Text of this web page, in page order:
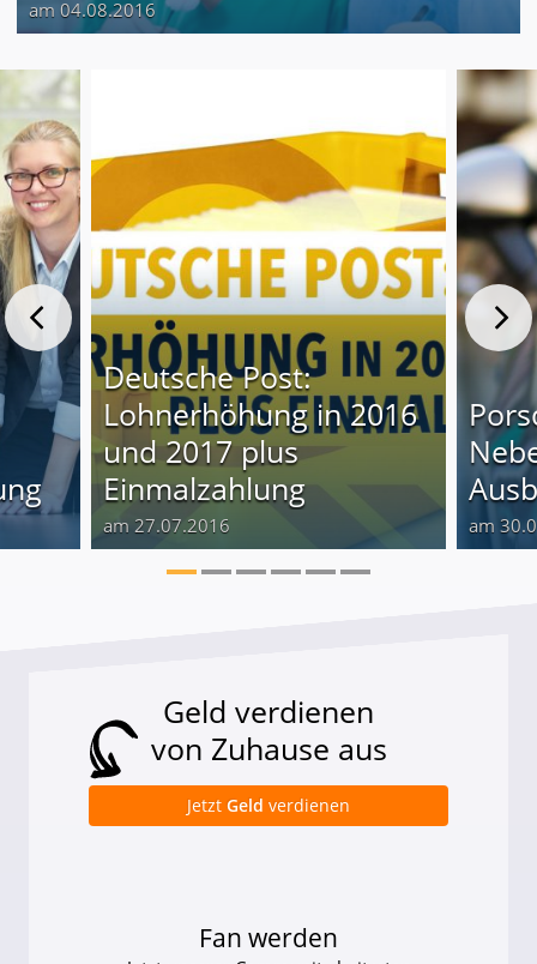
am 04.08.2016
Deutsche Post:
Lohnerhöhung in 2016
und 2017 plus
Einmalzahlung
am 27.07.2016 am
Geld verdienen
von Zuhause aus
Jetzt Geld verdienen
Fan werden